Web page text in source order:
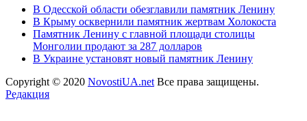
В Одесской области обезглавили памятник Ленину
В Крыму осквернили памятник жертвам Холокоста
Памятник Ленину с главной площади столицы
Монголии продают за 287 долларов
В Украине установят новый памятник Ленину
Copyright © 2020 NovostiUA.net Все права защищены.
Редакция